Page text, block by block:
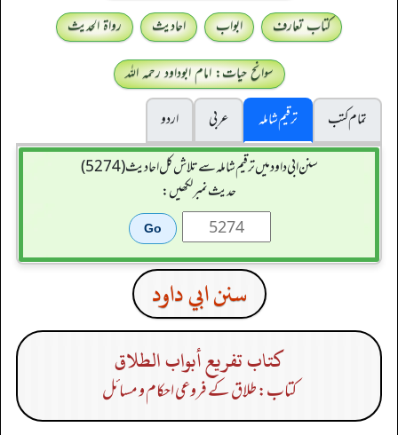
کتاب تعارف ابواب احادیث
رواۃ الحدیث
سوانح حیات: امام ابوداود رحمہ اللہ
تمام کتب
ترقیم شاملہ عربی
اردو
سنن ابي داود میں ترقیم شاملہ سے تلاش کل احادیث (5274)
حدیث نمبر لکھیں:
سنن ابي داود
كتاب تفريع أبواب الطلاق
کتاب: طلاق کے فروعی احکام و مسائل